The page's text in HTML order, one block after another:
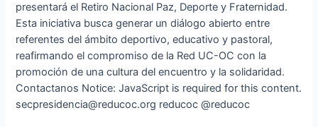
presentará el Retiro Nacional Paz, Deporte y Fraternidad.
Esta iniciativa busca generar un diálogo abierto entre
referentes del ámbito deportivo, educativo y pastoral,
reafirmando el compromiso de la Red UC-OC con la
promoción de una cultura del encuentro y la solidaridad.
Contactanos Notice: JavaScript is required for this content.
secpresidencia@reducoc.org reducoc @reducoc